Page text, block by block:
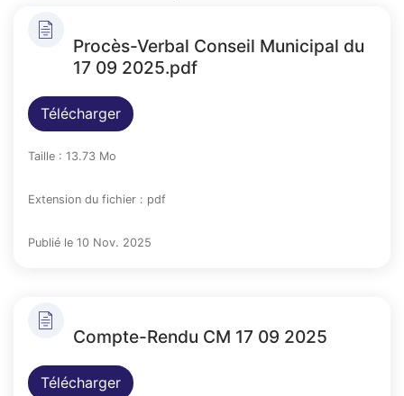
Procès-Verbal Conseil Municipal du
17 09 2025.pdf
Télécharger
Taille : 13.73 Mo
Extension du fichier : pdf
Publié le 10 Nov. 2025
Compte-Rendu CM 17 09 2025
Télécharger